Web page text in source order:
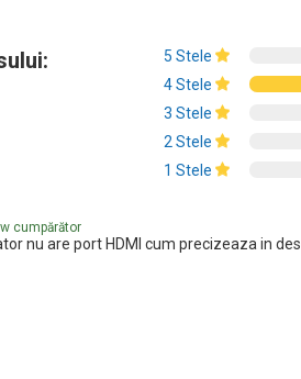
5 Stele
4 Stele
3 Stele
2 Stele
1 Stele
cumpărător
nu are port HDMI cum precizeaza in